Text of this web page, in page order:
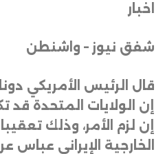
اخبار
شفق نيوز – واشنطن
قال الرئيس الأمريكي
إن الولايات المتحدة قد
إن لزم الأمر، وذلك
الخارجية الإيراني